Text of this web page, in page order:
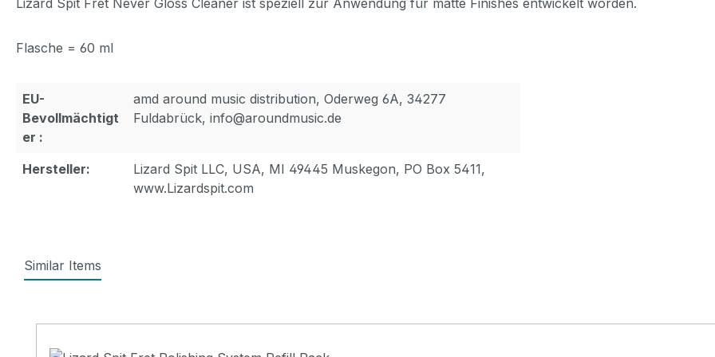
Lizard Spit Fret Never Gloss Cleaner ist speziell zur Anwendung für matte Finishes entwickelt worden.
Flasche = 60 ml
EU-
Bevollmächtigt
er :
amd around music distribution, Oderweg 6A, 34277
Fuldabrück, info@aroundmusic.de
Hersteller:
Lizard Spit LLC, USA, MI 49445 Muskegon, PO Box 5411,
www.Lizardspit.com
Similar Items